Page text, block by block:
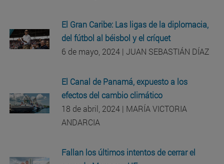
El Gran Caribe: Las ligas de la diplomacia,
del fútbol al béisbol y el críquet
6 de mayo, 2024 | JUAN SEBASTIÁN DÍAZ
El Canal de Panamá, expuesto a los
efectos del cambio climático
18 de abril, 2024 | MARÍA VICTORIA
ANDARCIA
Fallan los últimos intentos de cerrar el